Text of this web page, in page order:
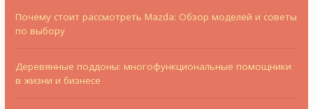
Почему стоит рассмотреть Mazda: Обзор моделей и советы
по выбору
Деревянные поддоны: многофункциональные помощники
в жизни и бизнесе